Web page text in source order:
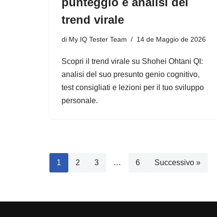
trend virale
di My IQ Tester Team 14 de Maggio de 2026
Scopri il trend virale su Shohei Ohtani QI:
analisi del suo presunto genio cognitivo,
test consigliati e lezioni per il tuo sviluppo
personale.
1 2 3 … 6 Successivo »